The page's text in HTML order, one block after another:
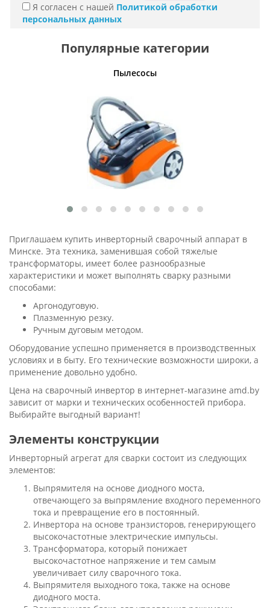
Я согласен с нашей Политикой обработки
персональных данных
Популярные категории
Пылесосы
Приглашаем купить инверторный сварочный аппарат в
Минске. Эта техника, заменившая собой тяжелые
трансформаторы, имеет более разнообразные
характеристики и может выполнять сварку разными
способами:
Аргонодуговую.
Плазменную резку.
Ручным дуговым методом.
Оборудование успешно применяется в производственных
условиях и в быту. Его технические возможности широки, а
применение довольно удобно.
Цена на сварочный инвертор в интернет-магазине amd.by
зависит от марки и технических особенностей прибора.
Выбирайте выгодный вариант!
Элементы конструкции
Инверторный агрегат для сварки состоит из следующих
элементов:
Выпрямителя на основе диодного моста,
отвечающего за выпрямление входного переменного
тока и превращение его в постоянный.
Инвертора на основе транзисторов, генерирующего
высокочастотные электрические импульсы.
Трансформатора, который понижает
высокочастотное напряжение и тем самым
увеличивает силу сварочного тока.
Выпрямителя выходного тока, также на основе
диодного моста.